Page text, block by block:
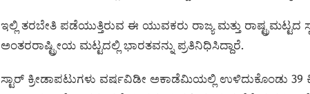
ಇಲ್ಲಿ ತರಬೇತಿ ಪಡೆಯುತ್ತಿರುವ ಈ ಯುವಕರು ರಾಜ್ಯ ಮತ್ತು ರಾಷ್ಟ್ರಮಟ್ಟದ
ಅಂತರರಾಷ್ಟ್ರೀಯ ಮಟ್ಟದಲ್ಲಿ ಭಾರತವನ್ನು ಪ್ರತಿನಿಧಿಸಿದ್ದಾರೆ.
ಸ್ಟಾರ್ ಕ್ರೀಡಾಪಟುಗಳು ವರ್ಷವಿಡೀ ಅಕಾಡೆಮಿಯಲ್ಲಿ ಉಳಿದುಕೊಂಡು